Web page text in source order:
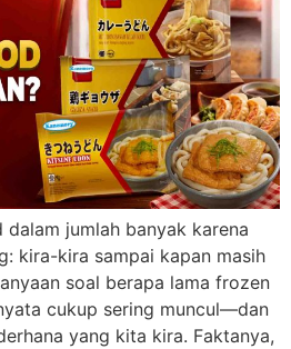
jumlah banyak karena
kira-kira sampai kapan masih
soal berapa lama frozen
cukup sering muncul—dan
yang kita kira. Faktanya,